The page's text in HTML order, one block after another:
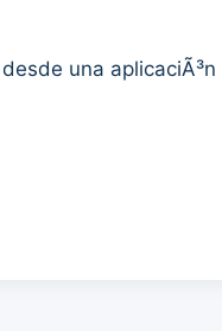
una aplicaciÃ³n